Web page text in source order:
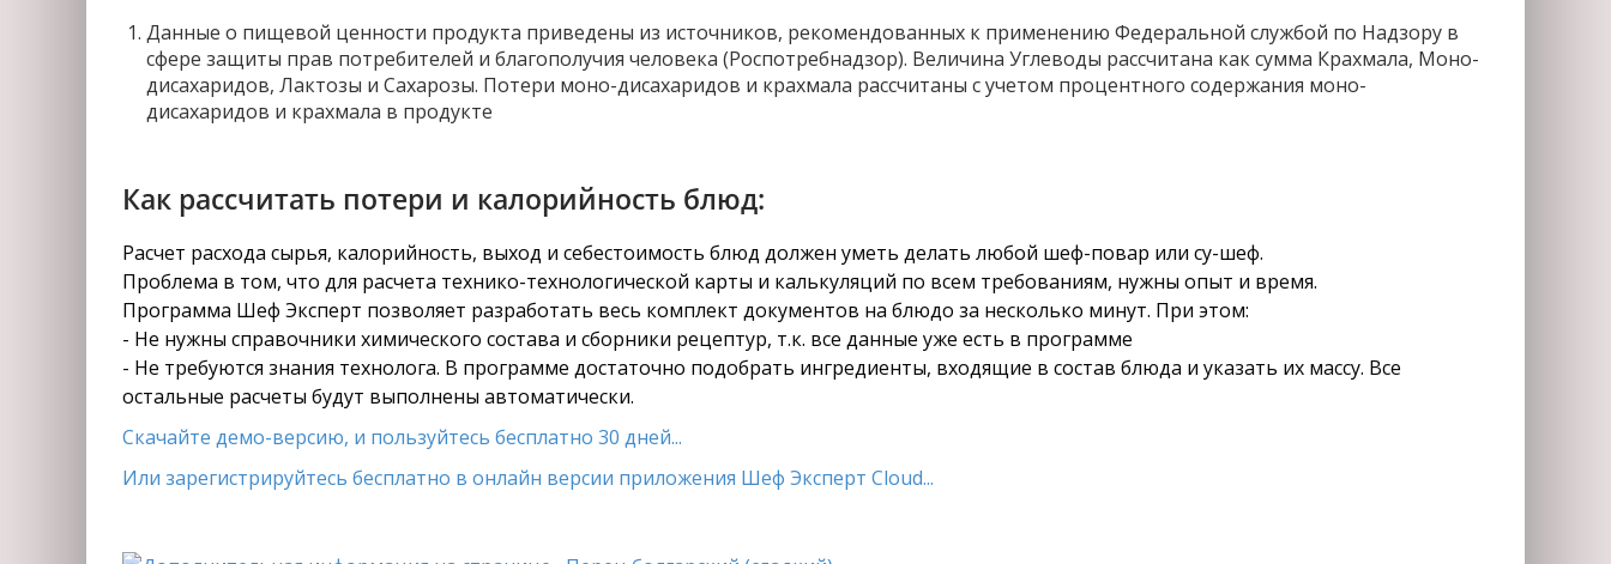
Данные о пищевой ценности продукта приведены из источников, рекомендованных к применению Федеральной службой по Надзору в
сфере защиты прав потребителей и благополучия человека (Роспотребнадзор). Величина Углеводы рассчитана как сумма Крахмала, Моно-
дисахаридов, Лактозы и Сахарозы. Потери моно-дисахаридов и крахмала рассчитаны с учетом процентного содержания моно-
дисахаридов и крахмала в продукте
Как рассчитать потери и калорийность блюд:
Расчет расхода сырья, калорийность, выход и себестоимость блюд должен уметь делать любой шеф-повар или су-шеф.
Проблема в том, что для расчета технико-технологической карты и калькуляций по всем требованиям, нужны опыт и время.
Программа Шеф Эксперт позволяет разработать весь комплект документов на блюдо за несколько минут. При этом:
- Не нужны справочники химического состава и сборники рецептур, т.к. все данные уже есть в программе
- Не требуются знания технолога. В программе достаточно подобрать ингредиенты, входящие в состав блюда и указать их массу. Все
остальные расчеты будут выполнены автоматически.
Скачайте демо-версию, и пользуйтесь бесплатно 30 дней...
Или зарегистрируйтесь бесплатно в онлайн версии приложения Шеф Эксперт Cloud...